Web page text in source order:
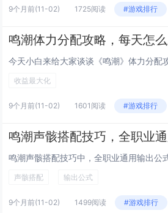
9个月前(11-02) 1725阅读 #游戏排行
鸣潮体力分配攻略，每天怎
收益最大化
9个月前(11-02) 1601阅读 #游戏排行
鸣潮声骸搭配技巧，全职业
声骸搭配 输出公式
9个月前(11-02) 1499阅读 #游戏排行